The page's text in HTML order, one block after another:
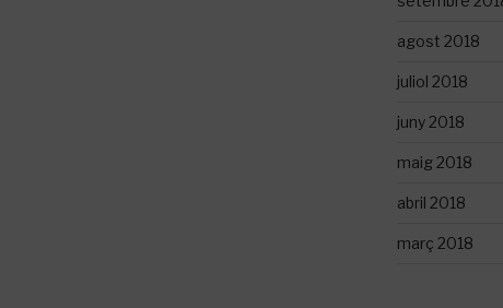
agost 2018
juliol 2018
juny 2018
maig 2018
abril 2018
març 2018